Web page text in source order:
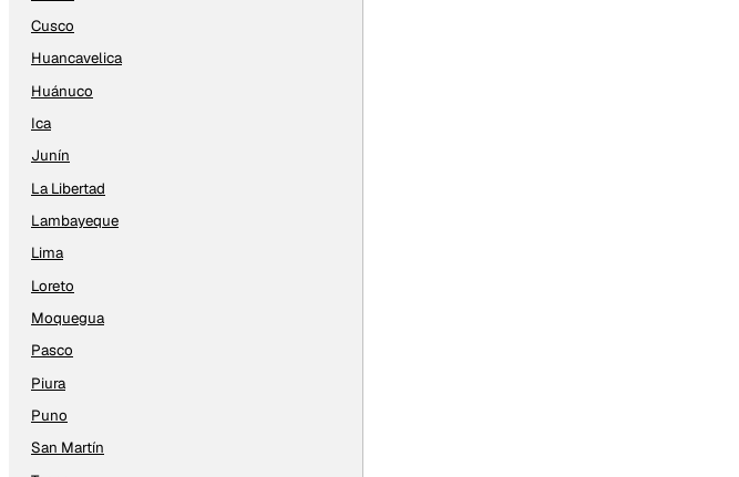
Cusco
Huancavelica
Huánuco
Ica
Junín
La Libertad
Lambayeque
Lima
Loreto
Moquegua
Pasco
Piura
Puno
San Martín